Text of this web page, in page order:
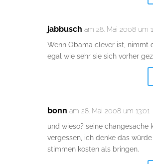
jabbusch am 28. Mai 2008 um
Wenn Obama clever ist, nimmt
egal wie sehr sie sich vorher
bonn am 28. Mai 2008 um 13:01
und wieso? seine changesache
vergessen, ich denke das
stimmen kosten als bringen.